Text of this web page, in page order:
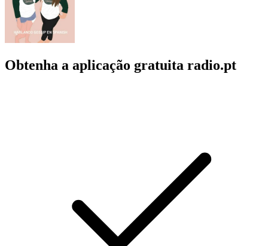
Obtenha a aplicação gratuita radio.pt